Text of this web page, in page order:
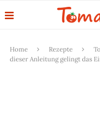
Home Rezepte
dieser Anleitung gelingt das